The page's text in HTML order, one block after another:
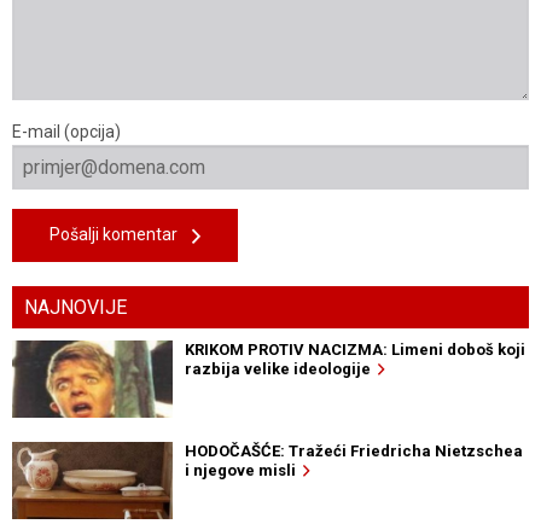
E-mail (opcija)
Pošalji komentar
NAJNOVIJE
KRIKOM PROTIV NACIZMA: Limeni doboš koji
razbija velike ideologije
HODOČAŠĆE: Tražeći Friedricha Nietzschea
i njegove misli